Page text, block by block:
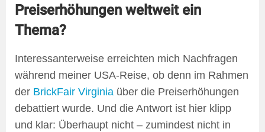
Preiserhöhungen weltweit ein
Thema?
Interessanterweise erreichten mich Nachfragen
während meiner USA-Reise, ob denn im Rahmen
der BrickFair Virginia über die Preiserhöhungen
debattiert wurde. Und die Antwort ist hier klipp
und klar: Überhaupt nicht – zumindest nicht in